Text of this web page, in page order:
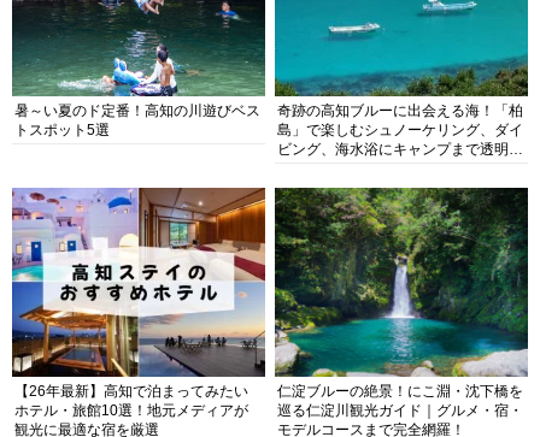
暑～い夏のド定番！高知の川遊びベス
トスポット5選
奇跡の高知ブルーに出会える海！「柏
島」で楽しむシュノーケリング、ダイ
ビング、海水浴にキャンプまで透明度
【26年最新】高知で泊まってみたい
ホテル・旅館10選！地元メディアが
観光に最適な宿を厳選
仁淀ブルーの絶景！にこ淵・沈下橋を
巡る仁淀川観光ガイド｜グルメ・宿・
モデルコースまで完全網羅！